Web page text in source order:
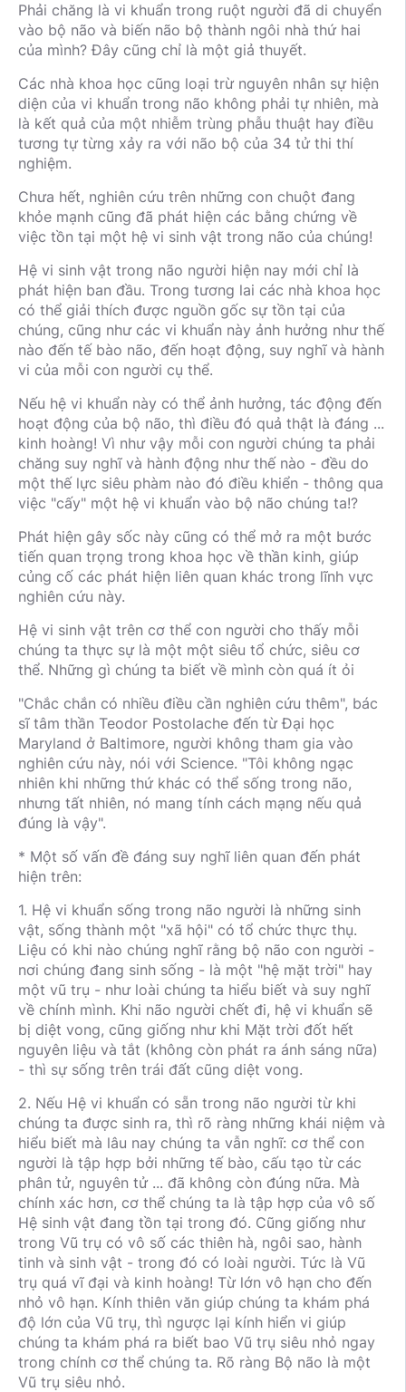
Phải chăng là vi khuẩn trong ruột người đã di chuyển
vào bộ não và biến não bộ thành ngôi nhà thứ hai
của mình? Đây cũng chỉ là một giả thuyết.
Các nhà khoa học cũng loại trừ nguyên nhân sự hiện
diện của vi khuẩn trong não không phải tự nhiên, mà
là kết quả của một nhiễm trùng phẫu thuật hay điều
tương tự từng xảy ra với não bộ của 34 tử thi thí
nghiệm.
Chưa hết, nghiên cứu trên những con chuột đang
khỏe mạnh cũng đã phát hiện các bằng chứng về
việc tồn tại một hệ vi sinh vật trong não của chúng!
Hệ vi sinh vật trong não người hiện nay mới chỉ là
phát hiện ban đầu. Trong tương lai các nhà khoa học
có thể giải thích được nguồn gốc sự tồn tại của
chúng, cũng như các vi khuẩn này ảnh hưởng như thế
nào đến tế bào não, đến hoạt động, suy nghĩ và hành
vi của mỗi con người cụ thể.
Nếu hệ vi khuẩn này có thể ảnh hưởng, tác động đến
hoạt động của bộ não, thì điều đó quả thật là đáng ...
kinh hoàng! Vì như vậy mỗi con người chúng ta phải
chăng suy nghĩ và hành động như thế nào - đều do
một thế lực siêu phàm nào đó điều khiển - thông qua
việc "cấy" một hệ vi khuẩn vào bộ não chúng ta!?
Phát hiện gây sốc này cũng có thể mở ra một bước
tiến quan trọng trong khoa học về thần kinh, giúp
củng cố các phát hiện liên quan khác trong lĩnh vực
nghiên cứu này.
Hệ vi sinh vật trên cơ thể con người cho thấy mỗi
chúng ta thực sự là một một siêu tổ chức, siêu cơ
thể. Những gì chúng ta biết về mình còn quá ít ỏi
"Chắc chắn có nhiều điều cần nghiên cứu thêm", bác
sĩ tâm thần Teodor Postolache đến từ Đại học
Maryland ở Baltimore, người không tham gia vào
nghiên cứu này, nói với Science. "Tôi không ngạc
nhiên khi những thứ khác có thể sống trong não,
nhưng tất nhiên, nó mang tính cách mạng nếu quả
đúng là vậy".
* Một số vấn đề đáng suy nghĩ liên quan đến phát
hiện trên:
1. Hệ vi khuẩn sống trong não người là những sinh
vật, sống thành một "xã hội" có tổ chức thực thụ.
Liệu có khi nào chúng nghĩ rằng bộ não con người -
nơi chúng đang sinh sống - là một "hệ mặt trời" hay
một vũ trụ - như loài chúng ta hiểu biết và suy nghĩ
về chính mình. Khi não người chết đi, hệ vi khuẩn sẽ
bị diệt vong, cũng giống như khi Mặt trời đốt hết
nguyên liệu và tắt (không còn phát ra ánh sáng nữa)
- thì sự sống trên trái đất cũng diệt vong.
2. Nếu Hệ vi khuẩn có sẵn trong não người từ khi
chúng ta được sinh ra, thì rõ ràng những khái niệm và
hiểu biết mà lâu nay chúng ta vẫn nghĩ: cơ thể con
người là tập hợp bởi những tế bào, cấu tạo từ các
phân tử, nguyên tử ... đã không còn đúng nữa. Mà
chính xác hơn, cơ thể chúng ta là tập hợp của vô số
Hệ sinh vật đang tồn tại trong đó. Cũng giống như
trong Vũ trụ có vô số các thiên hà, ngôi sao, hành
tinh và sinh vật - trong đó có loài người. Tức là Vũ
trụ quá vĩ đại và kinh hoàng! Từ lớn vô hạn cho đến
nhỏ vô hạn. Kính thiên văn giúp chúng ta khám phá
độ lớn của Vũ trụ, thì ngược lại kính hiển vi giúp
chúng ta khám phá ra biết bao Vũ trụ siêu nhỏ ngay
trong chính cơ thể chúng ta. Rõ ràng Bộ não là một
Vũ trụ siêu nhỏ.